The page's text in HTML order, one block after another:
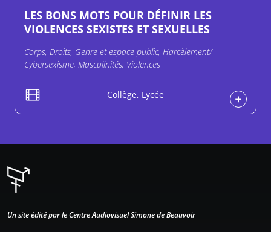
LES BONS MOTS POUR DÉFINIR LES
VIOLENCES SEXISTES ET SEXUELLES
Corps, Droits, Genre et espace public, Harcèlement/
Cybersexisme, Masculinités, Violences
Collège, Lycée
Un site édité par le Centre Audiovisuel Simone de Beauvoir